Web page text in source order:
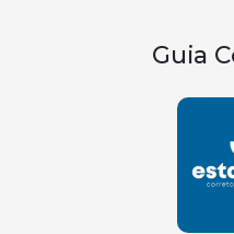
Guia